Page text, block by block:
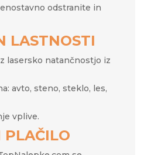
odstranite in
LASTNOSTI
lasersko natančnostjo iz
avto, steno, steklo, les,
vplive.
PLAČILO